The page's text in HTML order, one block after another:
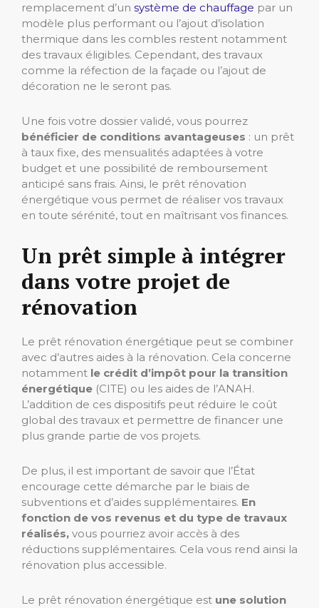
remplacement d’un système de chauffage par un
modèle plus performant ou l’ajout d’isolation
thermique dans les combles restent notamment
des travaux éligibles. Cependant, des travaux
comme la réfection de la façade ou l’ajout de
décoration ne le seront pas.
Une fois votre dossier validé, vous pourrez
bénéficier de conditions avantageuses : un prêt
à taux fixe, des mensualités adaptées à votre
budget et une possibilité de remboursement
anticipé sans frais. Ainsi, le prêt rénovation
énergétique vous permet de réaliser vos travaux
en toute sérénité, tout en maîtrisant vos finances.
Un prêt simple à intégrer
dans votre projet de
rénovation
Le prêt rénovation énergétique peut se combiner
avec d’autres aides à la rénovation. Cela concerne
notamment le crédit d’impôt pour la transition
énergétique (CITE) ou les aides de l’ANAH.
L’addition de ces dispositifs peut réduire le coût
global des travaux et permettre de financer une
plus grande partie de vos projets.
De plus, il est important de savoir que l’État
encourage cette démarche par le biais de
subventions et d’aides supplémentaires. En
fonction de vos revenus et du type de travaux
réalisés, vous pourriez avoir accès à des
réductions supplémentaires. Cela vous rend ainsi la
rénovation plus accessible.
Le prêt rénovation énergétique est une solution